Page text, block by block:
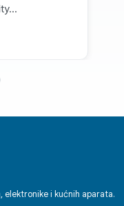
elektronike i kućnih aparata.